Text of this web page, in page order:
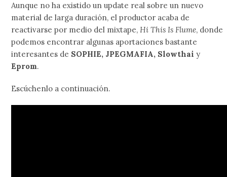
Aunque no ha existido un update real sobre un nuevo
material de larga duración, el productor acaba de
reactivarse por medio del mixtape,Hi This Is Flume, donde
podemos encontrar algunas aportaciones bastante
interesantes de SOPHIE, JPEGMAFIA, Slowthaiy
Eprom.
Escúchenlo a continuación.